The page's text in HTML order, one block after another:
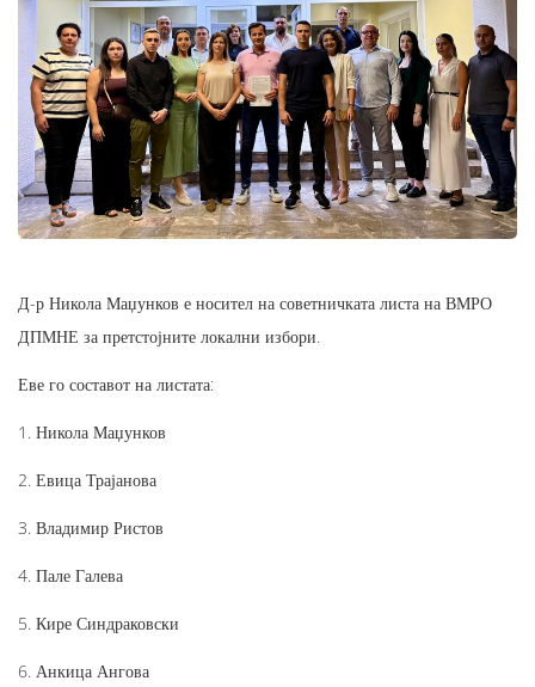
Д-р Никола Маџунков е носител на советничката листа на ВМРО
ДПМНЕ за претстојните локални избори.
Еве го составот на листата:
1. Никола Маџунков
2. Евица Трајанова
3. Владимир Ристов
4. Пале Галева
5. Кире Синдраковски
6. Анкица Ангова